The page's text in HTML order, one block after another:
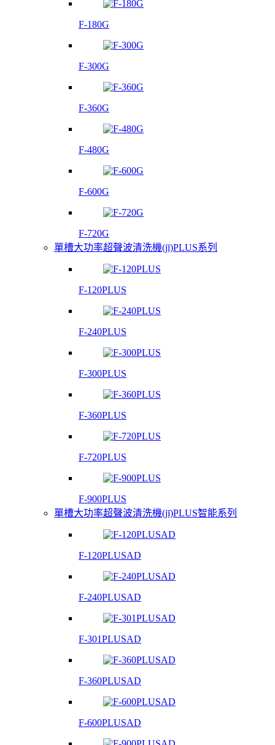
F-180G
F-300G
F-360G
F-480G
F-600G
F-720G
單槽大功率超聲波清洗機(jī)PLUS系列
F-120PLUS
F-240PLUS
F-300PLUS
F-360PLUS
F-720PLUS
F-900PLUS
單槽大功率超聲波清洗機(jī)PLUS智能系列
F-120PLUSAD
F-240PLUSAD
F-301PLUSAD
F-360PLUSAD
F-600PLUSAD